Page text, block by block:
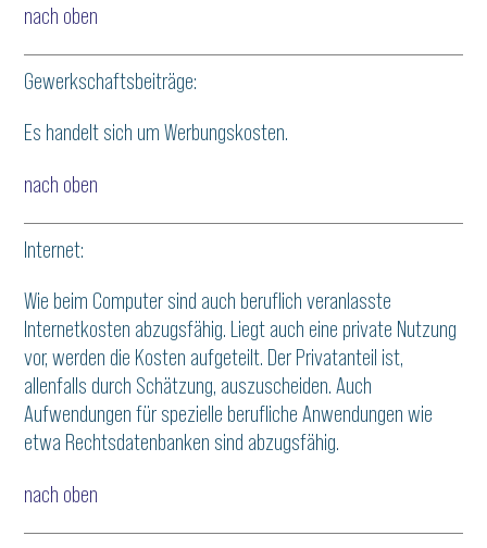
nach oben
Gewerkschaftsbeiträge:
Es handelt sich um Werbungskosten.
nach oben
Internet:
Wie beim Computer sind auch beruflich veranlasste
Internetkosten abzugsfähig. Liegt auch eine private Nutzung
vor, werden die Kosten aufgeteilt. Der Privatanteil ist,
allenfalls durch Schätzung, auszuscheiden. Auch
Aufwendungen für spezielle berufliche Anwendungen wie
etwa Rechtsdatenbanken sind abzugsfähig.
nach oben